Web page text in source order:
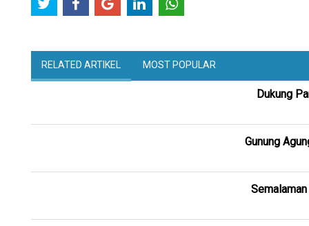
RELATED ARTIKEL MOST POPULAR
Dukung
Gunung